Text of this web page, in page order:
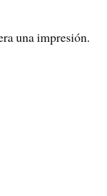
una impresión.